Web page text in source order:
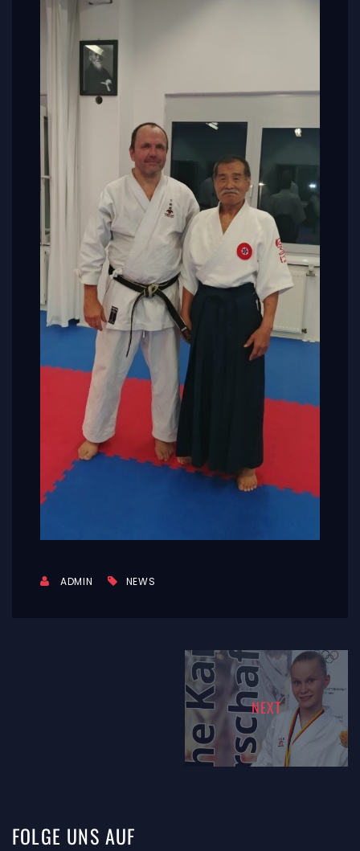
ADMIN NEWS
NEXT
FOLGE UNS AUF